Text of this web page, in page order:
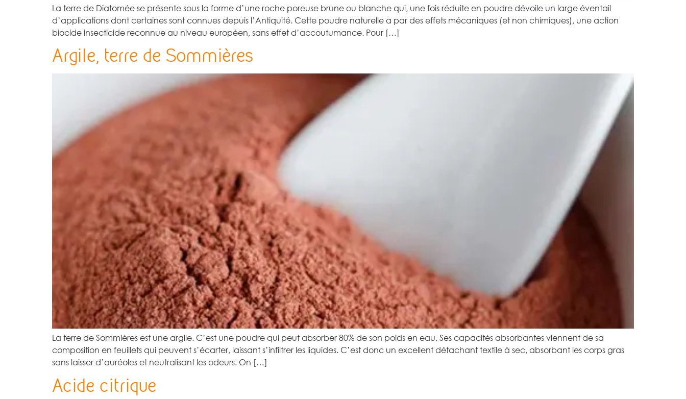
La terre de Diatomée se présente sous la forme d’une roche poreuse brune ou blanche qui, une fois réduite en poudre dévoile un large éventail
d’applications dont certaines sont connues depuis l’Antiquité. Cette poudre naturelle a par des effets mécaniques (et non chimiques), une action
biocide insecticide reconnue au niveau européen, sans effet d’accoutumance. Pour […]
Argile, terre de Sommières
La terre de Sommières est une argile. C’est une poudre qui peut absorber 80% de son poids en eau. Ses capacités absorbantes viennent de sa
composition en feuillets qui peuvent s’écarter, laissant s’infiltrer les liquides. C’est donc un excellent détachant textile à sec, absorbant les corps gras
sans laisser d’auréoles et neutralisant les odeurs. On […]
Acide citrique